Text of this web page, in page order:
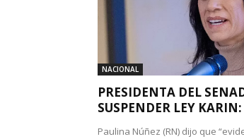
NACIONAL
PRESIDENTA DEL
SUSPENDER LEY
Paulina Núñez (RN) dijo que